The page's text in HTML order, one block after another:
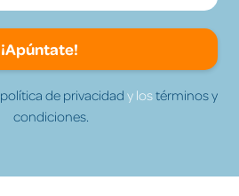
¡Apúntate!
política de privacidad y lostérminos y
condiciones.